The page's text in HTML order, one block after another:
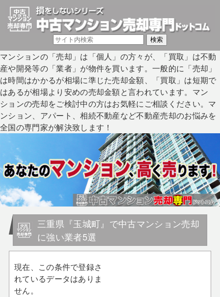
マンションの「売却」は「個人」の方々が、「買取」は不動
産や開発等の「業者」が物件を買います。一般的に「売却」
は時間はかかるが相場に準じた売却金額、「買取」は短期で
はあるが相場より安めの売却金額と言われています。マン
ションの売却をご検討中の方はお気軽にご相談ください。マ
ンション、アパート、相続不動産など不動産売却のお悩みを
全国の専門家が解決致します！
三重県『玉城町』で中古マンション売却
に強い業者5選
現在、この条件で登録さ
れているデータはありま
せん。